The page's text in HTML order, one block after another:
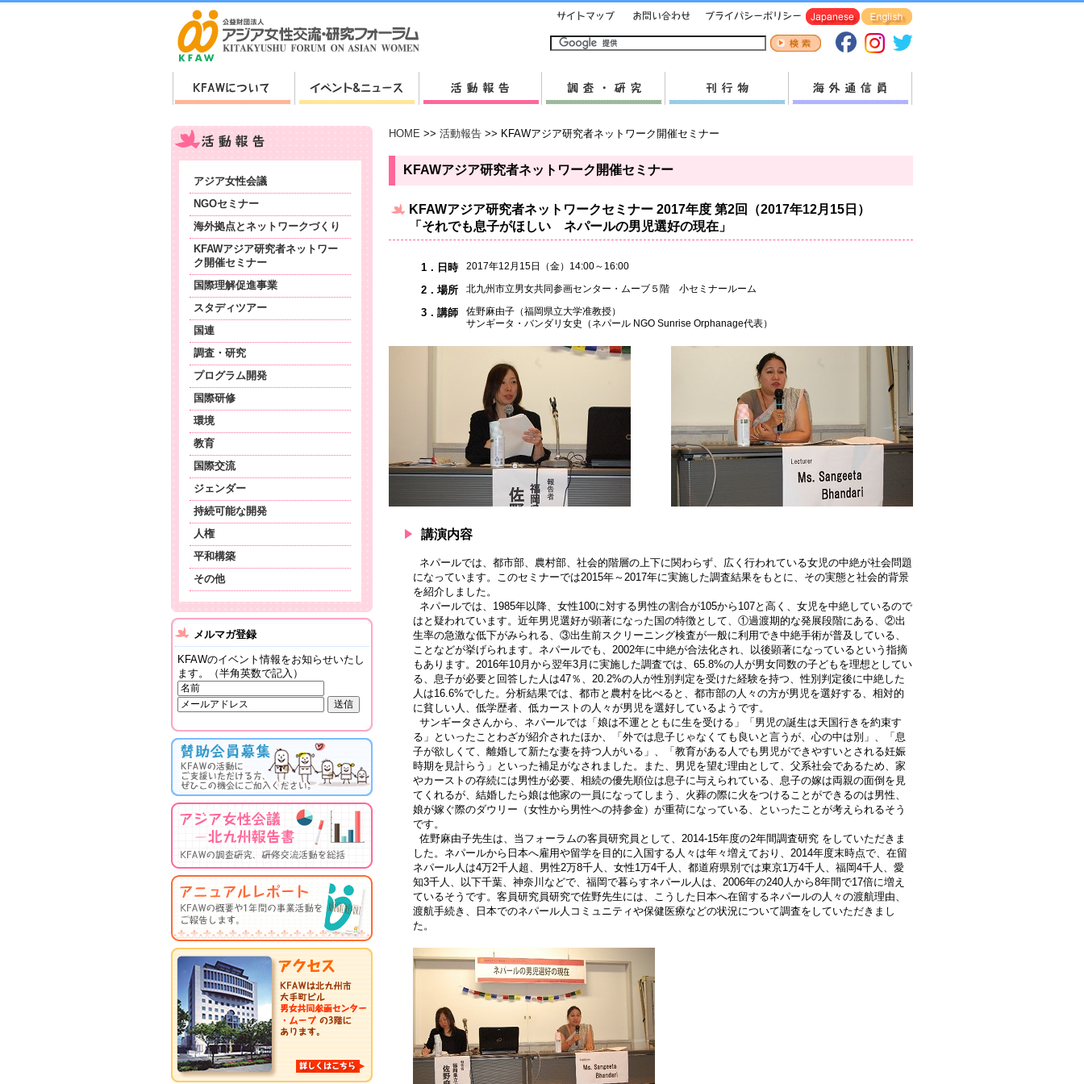
HOME >> 活動報告 >> KFAWアジア研究者ネットワーク開催セミナー
KFAWアジア研究者ネットワーク開催セミナー
KFAWアジア研究者ネットワークセミナー 2017年度 第2回（2017年12月15日）
「それでも息子がほしい ネパールの男児選好の現在」
1．日時 2017年12月15日（金）14:00～16:00
2．場所 北九州市立男女共同参画センター・ムーブ５階 小セミナールーム
3．講師
佐野麻由子（福岡県立大学准教授）
サンギータ・バンダリ女史（ネパール NGO Sunrise Orphanage代表）
講演内容
ネパールでは、都市部、農村部、社会的階層の上下に関わらず、広く行われている女児の中絶が社会問題
になっています。このセミナーでは2015年～2017年に実施した調査結果をもとに、その実態と社会的背景
を紹介しました。
ネパールでは、1985年以降、女性100に対する男性の割合が105から107と高く、女児を中絶しているので
はと疑われています。近年男児選好が顕著になった国の特徴として、①過渡期的な発展段階にある、②出
生率の急激な低下がみられる、③出生前スクリーニング検査が一般に利用でき中絶手術が普及している、
ことなどが挙げられます。ネパールでも、2002年に中絶が合法化され、以後顕著になっているという指摘
もあります。2016年10月から翌年3月に実施した調査では、65.8%の人が男女同数の子どもを理想としてい
る、息子が必要と回答した人は47％、20.2%の人が性別判定を受けた経験を持つ、性別判定後に中絶した
人は16.6%でした。分析結果では、都市と農村を比べると、都市部の人々の方が男児を選好する、相対的
に貧しい人、低学歴者、低カーストの人々が男児を選好しているようです。
サンギータさんから、ネパールでは「娘は不運とともに生を受ける」「男児の誕生は天国行きを約束す
る」といったことわざが紹介されたほか、「外では息子じゃなくても良いと言うが、心の中は別」、「息
子が欲しくて、離婚して新たな妻を持つ人がいる」、「教育がある人でも男児ができやすいとされる妊娠
時期を見計らう」といった補足がなされました。また、男児を望む理由として、父系社会であるため、家
やカーストの存続には男性が必要、相続の優先順位は息子に与えられている、息子の嫁は両親の面倒を見
てくれるが、結婚したら娘は他家の一員になってしまう、火葬の際に火をつけることができるのは男性、
娘が嫁ぐ際のダウリー（女性から男性への持参金）が重荷になっている、といったことが考えられるそう
です。
佐野麻由子先生は、当フォーラムの客員研究員として、2014-15年度の2年間調査研究 をしていただきま
した。ネパールから日本へ雇用や留学を目的に入国する人々は年々増えており、2014年度末時点で、在留
ネパール人は4万2千人超、男性2万8千人、女性1万4千人、都道府県別では東京1万4千人、福岡4千人、愛
知3千人、以下千葉、神奈川などで、福岡で暮らすネパール人は、2006年の240人から8年間で17倍に増え
ているそうです。客員研究員研究で佐野先生には、こうした日本へ在留するネパールの人々の渡航理由、
渡航手続き、日本でのネパール人コミュニティや保健医療などの状況について調査をしていただきまし
た。
アジア女性会議
NGOセミナー
海外拠点とネットワークづくり
KFAWアジア研究者ネットワー
ク開催セミナー
国際理解促進事業
スタディツアー
国連
調査・研究
プログラム開発
国際研修
環境
教育
国際交流
ジェンダー
持続可能な開発
人権
平和構築
その他
メルマガ登録
KFAWのイベント情報をお知らせいたし
ます。（半角英数で記入）